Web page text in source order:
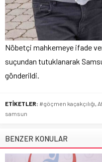
Nöbetçi mahkemeye ifade
suçundan tutuklanarak
gönderildi.
ETİKETLER: #göçmen kaçakçılığı,
samsun
BENZER KONULAR